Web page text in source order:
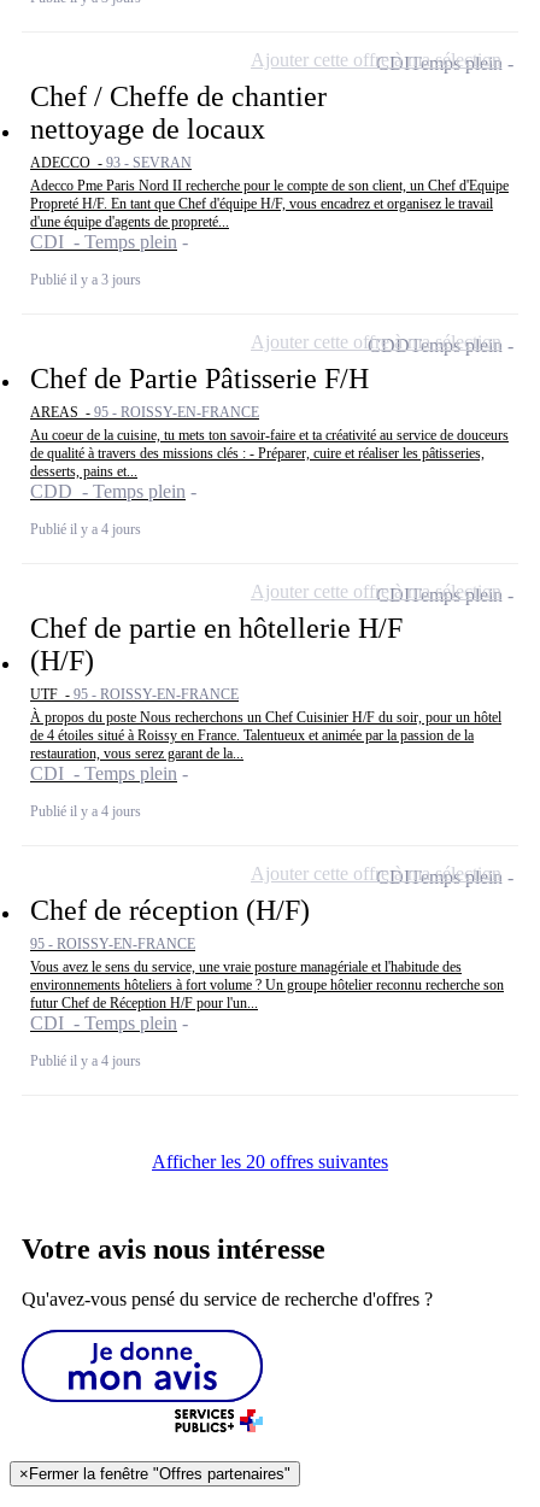
Chef / Cheffe de chantier
nettoyage de locaux
ADECCO - 93 - SEVRAN
Adecco Pme Paris Nord II recherche pour le compte de son client, un Chef d'Equipe
Propreté H/F. En tant que Chef d'équipe H/F, vous encadrez et organisez le travail
d'une équipe d'agents de propreté...
CDI - Temps plein
Publié il y a 3 jours
CDITemps plein
Ajouter cette offre à ma sélection
Chef de Partie Pâtisserie F/H
AREAS - 95 - ROISSY-EN-FRANCE
Au coeur de la cuisine, tu mets ton savoir-faire et ta créativité au service de douceurs
de qualité à travers des missions clés : - Préparer, cuire et réaliser les pâtisseries,
desserts, pains et...
CDD - Temps plein
Publié il y a 4 jours
CDDTemps plein
Ajouter cette offre à ma sélection
Chef de partie en hôtellerie H/F
(H/F)
UTF - 95 - ROISSY-EN-FRANCE
À propos du poste Nous recherchons un Chef Cuisinier H/F du soir, pour un hôtel
de 4 étoiles situé à Roissy en France. Talentueux et animée par la passion de la
restauration, vous serez garant de la...
CDI - Temps plein
Publié il y a 4 jours
CDITemps plein
Ajouter cette offre à ma sélection
Chef de réception (H/F)
95 - ROISSY-EN-FRANCE
Vous avez le sens du service, une vraie posture managériale et l'habitude des
environnements hôteliers à fort volume ? Un groupe hôtelier reconnu recherche son
futur Chef de Réception H/F pour l'un...
CDI - Temps plein
Publié il y a 4 jours
CDITemps plein
Ajouter cette offre à ma sélection
Afficher les 20 offres suivantes
Votre avis nous intéresse
Qu'avez-vous pensé du service de recherche d'offres ?
× Fermer la fenêtre "Offres partenaires"